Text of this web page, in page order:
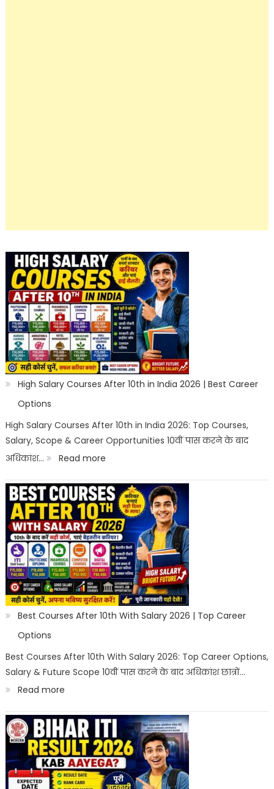
High Salary Courses After 10th in India 2026 | Best Career
Options
High Salary Courses After 10th in India 2026: Top Courses,
Salary, Scope & Career Opportunities 10वीं पास करने के बाद
अधिकांश…
Read more:
High
Salary
Courses
After
10th
in
India
2026
Best
Career
Best Courses After 10th With Salary 2026 | Top Career
Options
Best Courses After 10th With Salary 2026: Top Career Options,
Salary & Future Scope 10वीं पास करने के बाद अधिकांश छात्रों…
Read more:
Best
Courses
After
10th